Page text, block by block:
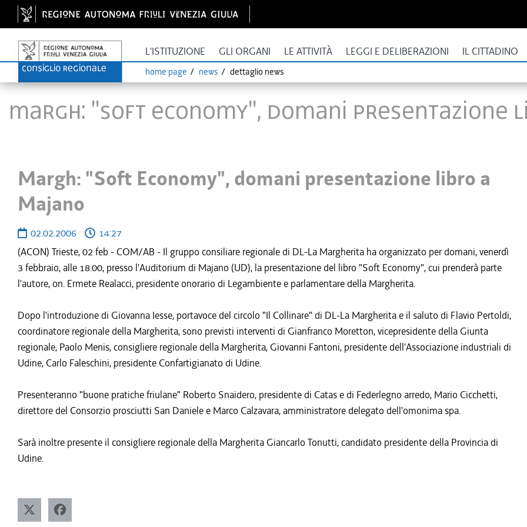
L'ISTITUZIONE GLI ORGANI LE ATTIVITÀ LEGGI E DELIBERAZIONI IL CITTADINO
home page news dettaglio news
Margh: "Soft Economy", domani presentazione
Margh: "Soft Economy", domani presentazione libro a
Majano
02.02.2006
14:27
(ACON) Trieste, 02 feb - COM/AB - Il gruppo consiliare regionale di DL-La Margherita ha organizzato per domani, venerdì
3 febbraio, alle 18.00, presso l'Auditorium di Majano (UD), la presentazione del libro "Soft Economy", cui prenderà parte
l'autore, on. Ermete Realacci, presidente onorario di Legambiente e parlamentare della Margherita.
Dopo l'introduzione di Giovanna Iesse, portavoce del circolo "Il Collinare" di DL-La Margherita e il saluto di Flavio Pertoldi,
coordinatore regionale della Margherita, sono previsti interventi di Gianfranco Moretton, vicepresidente della Giunta
regionale, Paolo Menis, consigliere regionale della Margherita, Giovanni Fantoni, presidente dell'Associazione industriali di
Udine, Carlo Faleschini, presidente Confartigianato di Udine.
Presenteranno "buone pratiche friulane" Roberto Snaidero, presidente di Catas e di Federlegno arredo, Mario Cicchetti,
direttore del Consorzio prosciutti San Daniele e Marco Calzavara, amministratore delegato dell'omonima spa.
Sarà inoltre presente il consigliere regionale della Margherita Giancarlo Tonutti, candidato presidente della Provincia di
Udine.